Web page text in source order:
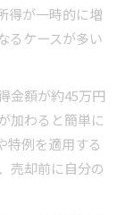
得が一時的に増
るケースが多い
金額が約45万円
加わると簡単に
特例を適用する
売却前に自分の